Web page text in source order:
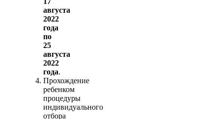
августа
2022
года
по
25
августа
2022
года.
Прохождение
ребенком
процедуры
индивидуального
отбора